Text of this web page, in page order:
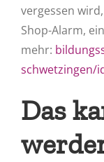
vergessen
Shop-Alarm,
mehr:
schwetzingen/
Das